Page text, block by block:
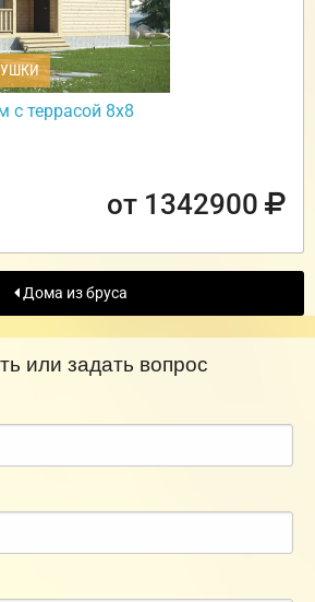
террасой 8х8
от 1342900
Дома из бруса
или задать вопрос